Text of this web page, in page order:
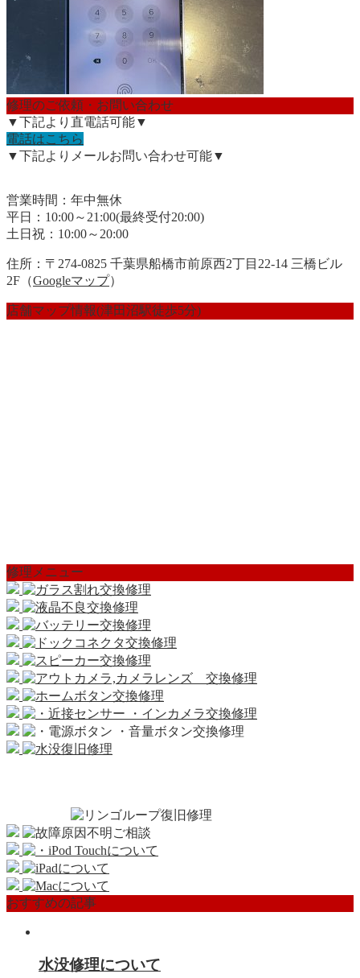
修理のご依頼・お問い合わせ
▼下記より直電話可能▼
電話はこちら
▼下記よりメールお問い合わせ可能▼
営業時間：年中無休
平日：10:00～21:00(最終受付20:00)
土日祝：10:00～20:00
住所：〒274-0825 千葉県船橋市前原西2丁目22-14 三橋ビル
2F（Googleマップ）
店舗マップ情報(津田沼駅徒歩5分)
修理メニュー
おすすめの記事
水没修理について